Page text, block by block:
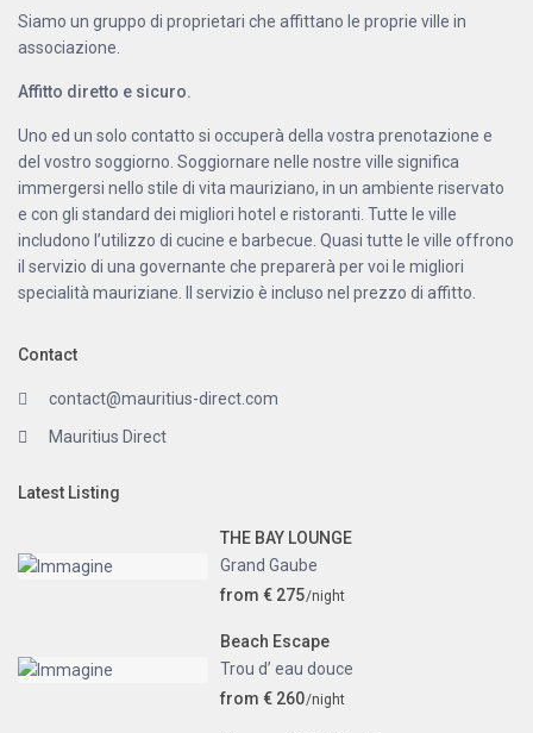
Siamo un gruppo di proprietari che affittano le proprie ville in
associazione.
Affitto diretto e sicuro.
Uno ed un solo contatto si occuperà della vostra prenotazione e
del vostro soggiorno. Soggiornare nelle nostre ville significa
immergersi nello stile di vita mauriziano, in un ambiente riservato
e con gli standard dei migliori hotel e ristoranti. Tutte le ville
includono l’utilizzo di cucine e barbecue. Quasi tutte le ville offrono
il servizio di una governante che preparerà per voi le migliori
specialità mauriziane. Il servizio è incluso nel prezzo di affitto.
Contact
contact@mauritius-direct.com
Mauritius Direct
Latest Listing
THE BAY LOUNGE
Grand Gaube
from € 275/night
Beach Escape
Trou d’ eau douce
from € 260/night